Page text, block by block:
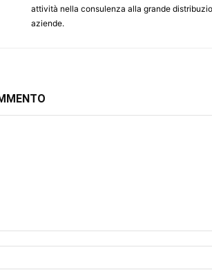
attività nella consulenza alla grande
aziende.